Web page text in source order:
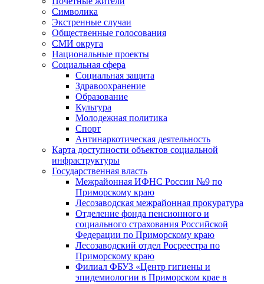
Символика
Экстренные случаи
Общественные голосования
СМИ округа
Национальные проекты
Социальная сфера
Социальная защита
Здравоохранение
Образование
Культура
Молодежная политика
Спорт
Антинаркотическая деятельность
Карта доступности объектов социальной
инфраструктуры
Государственная власть
Межрайонная ИФНС России №9 по
Приморскому краю
Лесозаводская межрайонная прокуратура
Отделение фонда пенсионного и
социального страхования Российской
Федерации по Приморскому краю
Лесозаводский отдел Росреестра по
Приморскому краю
Филиал ФБУЗ «Центр гигиены и
эпидемиологии в Приморском крае в